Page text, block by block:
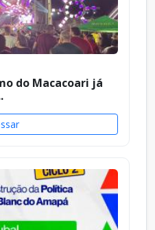
do Macacoari já